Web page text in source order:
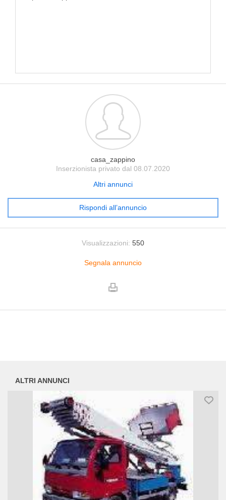
casa_zappino
Inserzionista privato dal 08.07.2020
Altri annunci
Rispondi all’annuncio
Visualizzazioni: 550
Segnala annuncio
ALTRI ANNUNCI